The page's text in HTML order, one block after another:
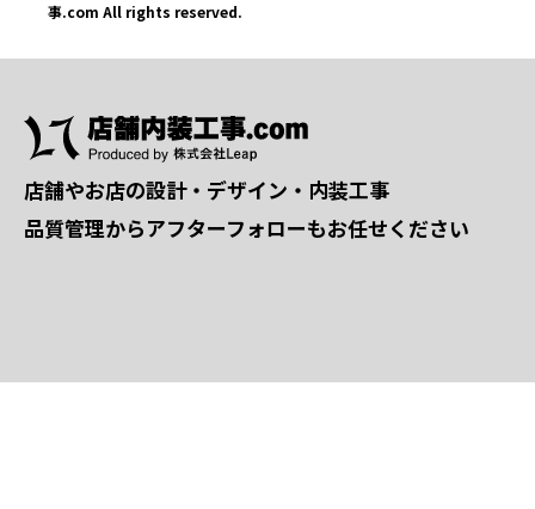
事.com All rights reserved.
店舗やお店の設計・デザイン・内装工事
品質管理からアフターフォローもお任せください